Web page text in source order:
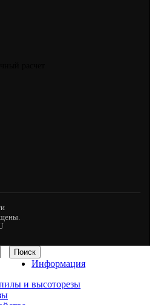
Поиск
Информация
и высоторезы